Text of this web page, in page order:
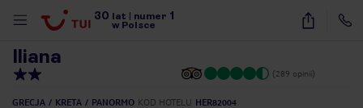
30 lat numer 1
w Polsce
24
Iliana
(289 opinii)
GRECJA KRETA PANORMO KOD HOTELU HER82004